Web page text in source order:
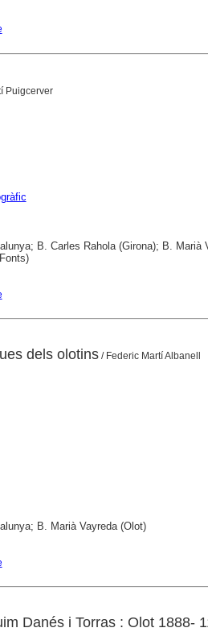
Puigcerver
B. Carles Rahola (Girona); B. Marià
dels olotins/ Federic Martí Albanell
B. Marià Vayreda (Olot)
Danés i Torras : Olot 1888-